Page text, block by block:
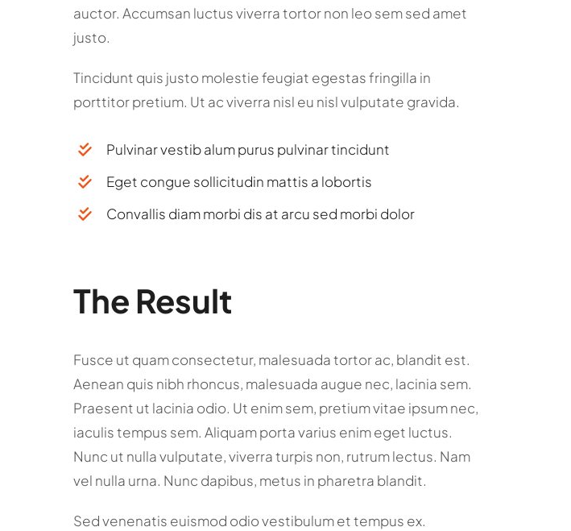
auctor. Accumsan luctus viverra tortor non leo sem sed amet
justo.
Tincidunt quis justo molestie feugiat egestas fringilla in
porttitor pretium. Ut ac viverra nisl eu nisl vulputate gravida.
Pulvinar vestib alum purus pulvinar tincidunt
Eget congue sollicitudin mattis a lobortis
Convallis diam morbi dis at arcu sed morbi dolor
The Result
Fusce ut quam consectetur, malesuada tortor ac, blandit est.
Aenean quis nibh rhoncus, malesuada augue nec, lacinia sem.
Praesent ut lacinia odio. Ut enim sem, pretium vitae ipsum nec,
iaculis tempus sem. Aliquam porta varius enim eget luctus.
Nunc ut nulla vulputate, viverra turpis non, rutrum lectus. Nam
vel nulla urna. Nunc dapibus, metus in pharetra blandit.
Sed venenatis euismod odio vestibulum et tempus ex.